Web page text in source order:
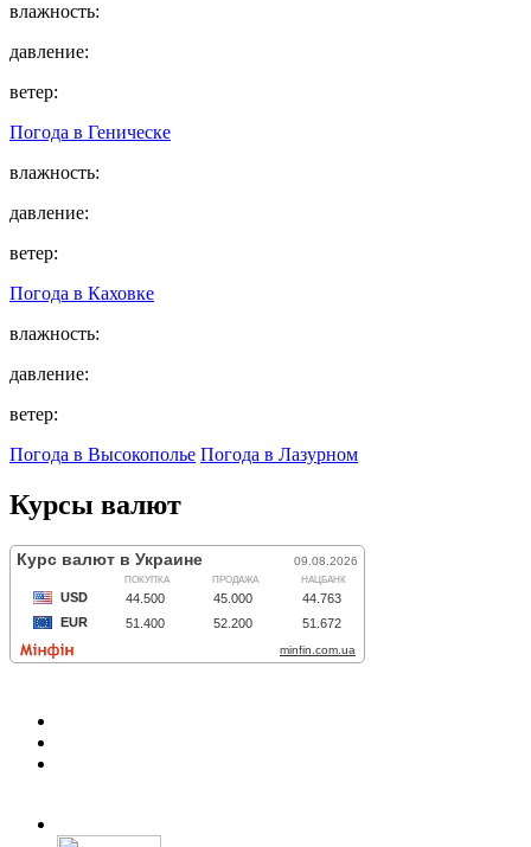
влажность:
давление:
ветер:
Погода в Геническе
влажность:
давление:
ветер:
Погода в Каховке
влажность:
давление:
ветер:
Погода в Высокополье Погода в Лазурном
Курсы валют